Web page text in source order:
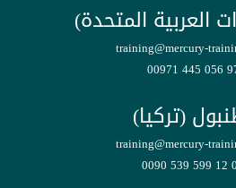
العربية المتحدة)
training@mercury-
00971 445 056
(تركيا)
training@mercury-
0090 539 599 12